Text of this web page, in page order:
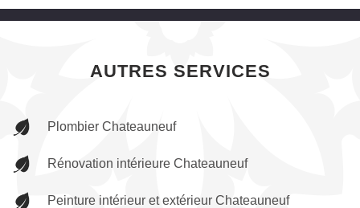
AUTRES SERVICES
Plombier Chateauneuf
Rénovation intérieure Chateauneuf
Peinture intérieur et extérieur Chateauneuf